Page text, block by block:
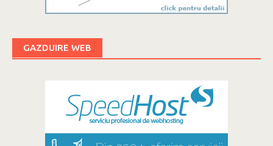
GAZDUIRE WEB